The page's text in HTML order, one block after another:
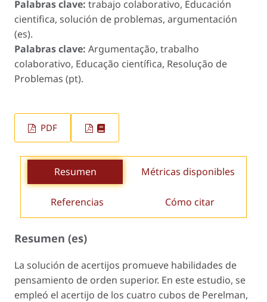
Palabras clave: trabajo colaborativo, Educación
cientifica, solución de problemas, argumentación
(es).
Palabras clave: Argumentação, trabalho
colaborativo, Educação científica, Resolução de
Problemas (pt).
PDF
Resumen Métricas disponibles
Referencias Cómo citar
Resumen (es)
La solución de acertijos promueve habilidades de
pensamiento de orden superior. En este estudio, se
empleó el acertijo de los cuatro cubos de Perelman,